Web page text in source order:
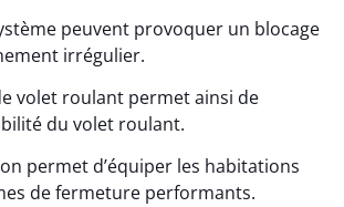
peuvent provoquer un blocage
irrégulier.
volet roulant permet ainsi de
du volet roulant.
permet d’équiper les habitations
de fermeture performants.